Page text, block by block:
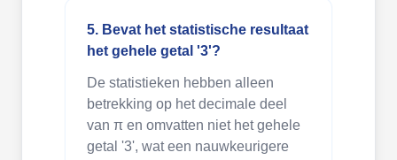
5. Bevat het statistische resultaat
het gehele getal '3'?
De statistieken hebben alleen
betrekking op het decimale deel
van π en omvatten niet het gehele
getal '3', wat een nauwkeurigere